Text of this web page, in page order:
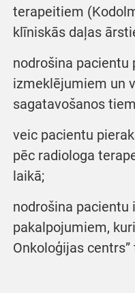
terapeitiem
klīniskās daļas
nodrošina
izmeklējumiem un
sagatavošanos
veic pacientu
pēc radiologa
laikā;
nodrošina
pakalpojumiem,
Onkoloģijas centrs”